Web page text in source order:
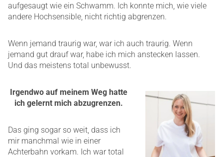
aufgesaugt wie ein Schwamm. Ich konnte mich, wie viele
andere Hochsensible, nicht richtig abgrenzen.
Wenn jemand traurig war, war ich auch traurig. Wenn
jemand gut drauf war, habe ich mich anstecken lassen.
Und das meistens total unbewusst.
Irgendwo auf meinem Weg hatte
ich gelernt mich abzugrenzen.
Das ging sogar so weit, dass ich
mir manchmal wie in einer
Achterbahn vorkam. Ich war total